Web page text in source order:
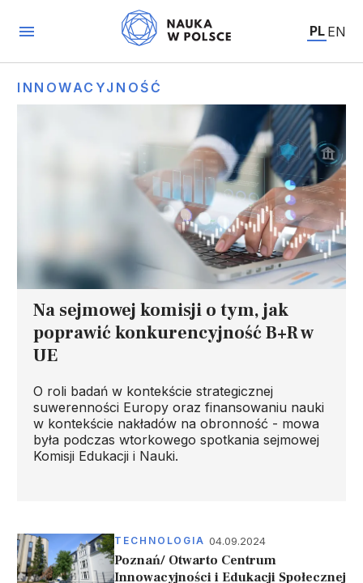
PL EN
INNOWACYJNOŚĆ
Na sejmowej komisji o tym, jak
poprawić konkurencyjność B+R w
UE
O roli badań w kontekście strategicznej
suwerenności Europy oraz finansowaniu nauki
w kontekście nakładów na obronność - mowa
była podczas wtorkowego spotkania sejmowej
Komisji Edukacji i Nauki.
TECHNOLOGIA 04.09.2024
Poznań/ Otwarto Centrum
Innowacyjności i Edukacji Społecznej